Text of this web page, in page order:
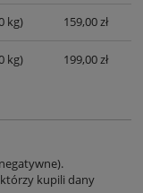
kg) 159,00 zł
kg) 199,00 zł
kupili dany